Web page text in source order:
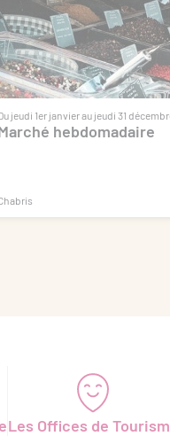
jeudi 1er janvier au jeudi 31
hebdomadaire
Les Offices de